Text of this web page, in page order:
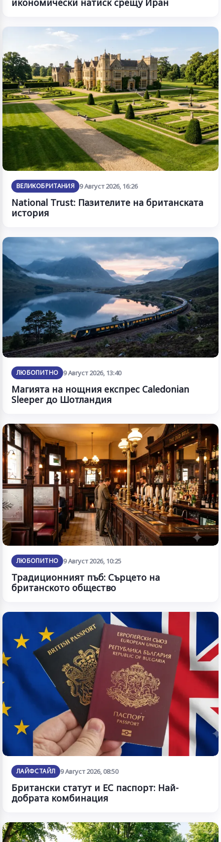
икономически натиск срещу Иран
ВЕЛИКОБРИТАНИЯ 9 Август 2026, 16:26
National Trust: Пазителите на британската
история
ЛЮБОПИТНО 9 Август 2026, 13:40
Магията на нощния експрес Caledonian
Sleeper до Шотландия
ЛЮБОПИТНО 9 Август 2026, 10:25
Традиционният пъб: Сърцето на
британското общество
ЛАЙФСТАЙЛ 9 Август 2026, 08:50
Британски статут и ЕС паспорт: Най-
добрата комбинация